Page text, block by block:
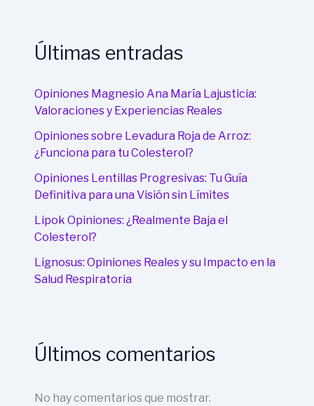
Últimas entradas
Opiniones Magnesio Ana María Lajusticia:
Valoraciones y Experiencias Reales
Opiniones sobre Levadura Roja de Arroz:
¿Funciona para tu Colesterol?
Opiniones Lentillas Progresivas: Tu Guía
Definitiva para una Visión sin Límites
Lipok Opiniones: ¿Realmente Baja el
Colesterol?
Lignosus: Opiniones Reales y su Impacto en la
Salud Respiratoria
Últimos comentarios
No hay comentarios que mostrar.